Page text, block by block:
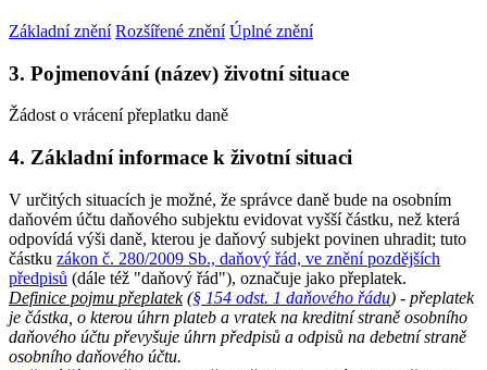
Základní znění Rozšířené znění Úplné znění
3. Pojmenování (název) životní situace
Žádost o vrácení přeplatku daně
4. Základní informace k životní situaci
V určitých situacích je možné, že správce daně bude na osobním
daňovém účtu daňového subjektu evidovat vyšší částku, než která
odpovídá výši daně, kterou je daňový subjekt povinen uhradit; tuto
částku zákon č. 280/2009 Sb., daňový řád, ve znění pozdějších
předpisů (dále též "daňový řád"), označuje jako přeplatek.
Definice pojmu přeplatek(§ 154 odst. 1 daňového řádu) - přeplatek
je částka, o kterou úhrn plateb a vratek na kreditní straně osobního
daňového účtu převyšuje úhrn předpisů a odpisů na debetní straně
osobního daňového účtu.